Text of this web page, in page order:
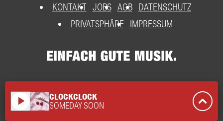
KONTAKT JOBS AGB DATENSCHUTZ
PRIVATSPHÄRE
IMPRESSUM
play_arrow CLOCKCLOCK
SOMEDAY SOON